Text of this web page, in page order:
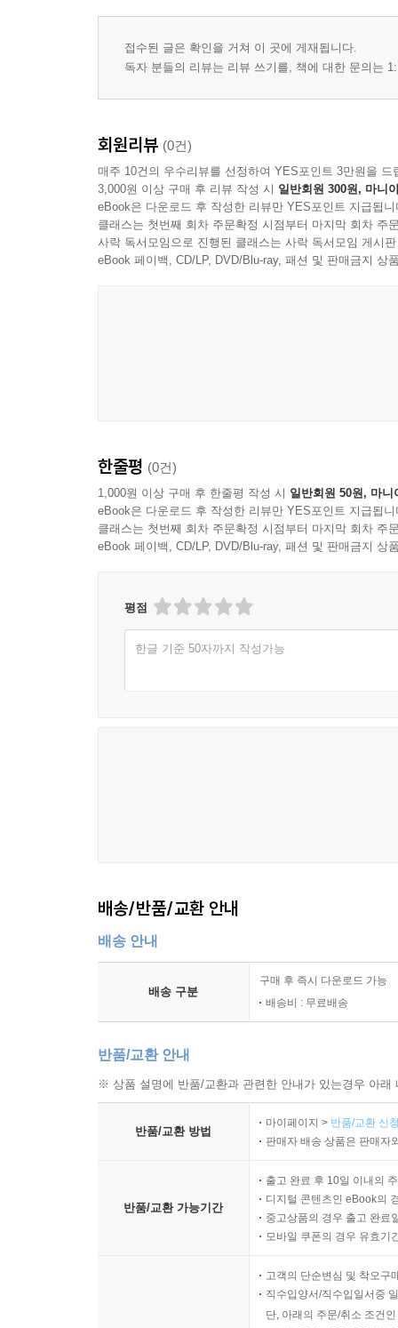
접수된 글은 확인을 거쳐 이 곳에 게재됩니다.
독자 분들의 리뷰는 리뷰 쓰기를, 책에 대한 문의는
회원리뷰 (0건)
매주 10건의 우수리뷰를 선정하여 YES포인트 3만원을 드
3,000원 이상 구매 후 리뷰 작성 시 일반회원 300원, 마니
eBook은 다운로드 후 작성한 리뷰만 YES포인트 지급됩니
클래스는 첫번째 회차 주문확정 시점부터 마지막 회차 주
사락 독서모임으로 진행된 클래스는 사락 독서모임 게시
eBook 페이백, CD/LP, DVD/Blu-ray, 패션 및 판매금지 상
한줄평 (0건)
1,000원 이상 구매 후 한줄평 작성 시 일반회원 50원, 마니
eBook은 다운로드 후 작성한 리뷰만 YES포인트 지급됩니
클래스는 첫번째 회차 주문확정 시점부터 마지막 회차 주
eBook 페이백, CD/LP, DVD/Blu-ray, 패션 및 판매금지 상
평점
한글 기준 50자까지 작성가능
배송/반품/교환 안내
배송 안내
배송 구분
구매 후 즉시 다운로드 가능
배송비 : 무료배송
반품/교환 안내
※ 상품 설명에 반품/교환과 관련한 안내가 있는경우 아
반품/교환 방법
마이페이지 > 반품/교환 신
판매자 배송 상품은 판매자
반품/교환 가능기간
출고 완료 후 10일 이내의
디지털 콘텐츠인 eBook의
중고상품의 경우 출고 완료
모바일 쿠폰의 경우 유효기
고객의 단순변심 및 착오구
직수입양서/직수입일서중
단, 아래의 주문/취소 조건